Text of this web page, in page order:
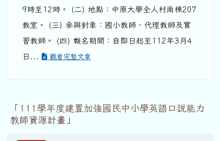
9時至12時。 (二) 地點：中原大學全人村南棟207
教室。 (三) 參與對象：國小教師、代理教師及實
習教師。 (四) 報名期間：自即日起至112年3月4
日...
觀看完整文章
「111學年度建置加強國民中小學英語口說能力
教師資源計畫」